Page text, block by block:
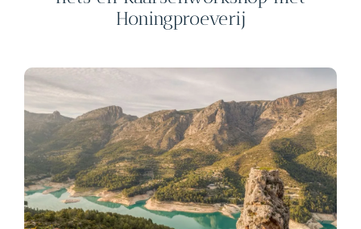
Honingproeverij